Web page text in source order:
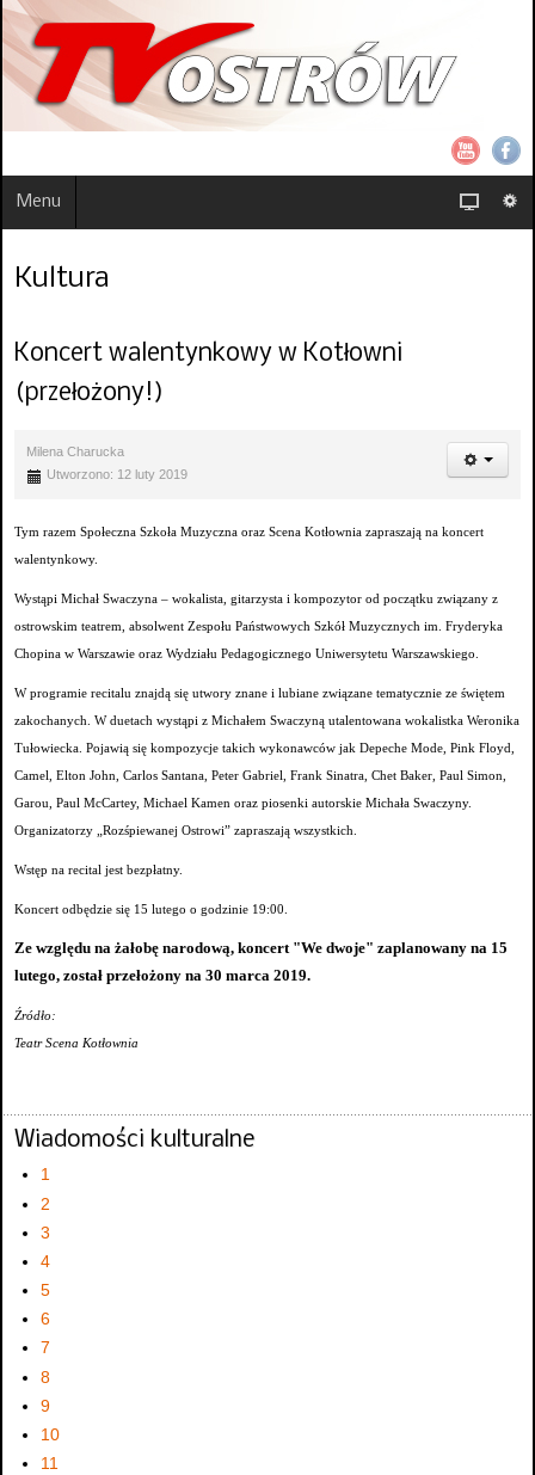
Menu
Kultura
Koncert walentynkowy w Kotłowni
(przełożony!)
Milena Charucka
Utworzono: 12 luty 2019
Tym razem Społeczna Szkoła Muzyczna oraz Scena Kotłownia zapraszają na koncert
walentynkowy.
Wystąpi Michał Swaczyna – wokalista, gitarzysta i kompozytor od początku związany z
ostrowskim teatrem, absolwent Zespołu Państwowych Szkół Muzycznych im. Fryderyka
Chopina w Warszawie oraz Wydziału Pedagogicznego Uniwersytetu Warszawskiego.
W programie recitalu znajdą się utwory znane i lubiane związane tematycznie ze świętem
zakochanych. W duetach wystąpi z Michałem Swaczyną utalentowana wokalistka Weronika
Tułowiecka. Pojawią się kompozycje takich wykonawców jak Depeche Mode, Pink Floyd,
Camel, Elton John, Carlos Santana, Peter Gabriel, Frank Sinatra, Chet Baker, Paul Simon,
Garou, Paul McCartey, Michael Kamen oraz piosenki autorskie Michała Swaczyny.
Organizatorzy „Rozśpiewanej Ostrowi” zapraszają wszystkich.
Wstęp na recital jest bezpłatny.
Koncert odbędzie się 15 lutego o godzinie 19:00.
Ze względu na żałobę narodową, koncert "We dwoje" zaplanowany na 15
lutego, został przełożony na 30 marca 2019.
Źródło:
Teatr Scena Kotłownia
Wiadomości kulturalne
1
2
3
4
5
6
7
8
9
10
11